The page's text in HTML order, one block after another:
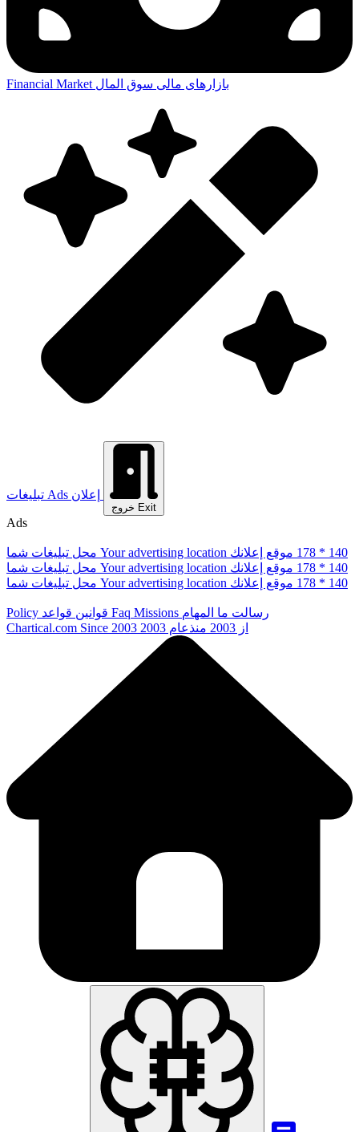
Financial Market بازارهای مالی سوق المال
تبلیغات Ads
خروج Exit
Ads
محل تبلیغات شما Your advertising location موقع إعلانك 178 * 140
محل تبلیغات شما Your advertising location موقع إعلانك 178 * 140
محل تبلیغات شما Your advertising location موقع إعلانك 178 * 140
Policy قوانین قواعد Faq Missions رسالت ما المهام
Chartical.com Since 2003 از 2003 منذعام 2003